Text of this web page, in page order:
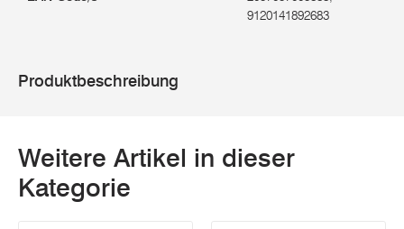
9120141892683
Produktbeschreibung
Weitere Artikel in dieser
Kategorie